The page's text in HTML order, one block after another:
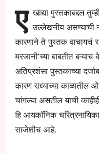
ए खाद्या पुस्तकाबद्दल
उल्लेखनीय असण्याची
कारणाने ते पुस्तक वाचायचं
मरजानी’च्या बाबतीत
अतिप्रशंसा पुस्तकाच्या
कारण सध्याच्या काळातील
चांगल्या असतील याची
हि आयकॉनिक
साजेशीच आहे.